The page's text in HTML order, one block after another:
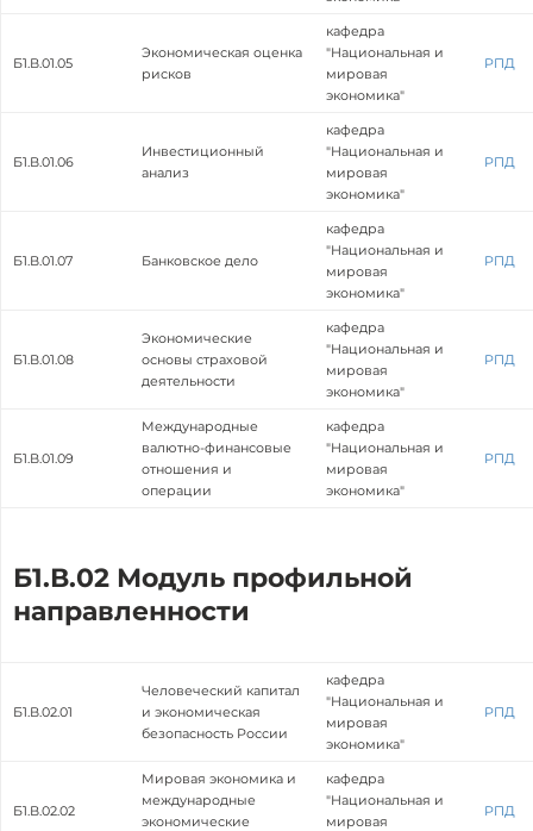
Б1.В.01.05
Экономическая оценка
рисков
кафедра
"Национальная и
мировая
экономика"
РПД
Б1.В.01.06
Инвестиционный
анализ
кафедра
"Национальная и
мировая
экономика"
РПД
Б1.В.01.07 Банковское дело
кафедра
"Национальная и
мировая
экономика"
РПД
Б1.В.01.08
Экономические
основы страховой
деятельности
кафедра
"Национальная и
мировая
экономика"
РПД
Б1.В.01.09
Международные
валютно-финансовые
отношения и
операции
кафедра
"Национальная и
мировая
экономика"
РПД
Б1.В.02 Модуль профильной
направленности
Б1.В.02.01
Человеческий капитал
и экономическая
безопасность России
кафедра
"Национальная и
мировая
экономика"
РПД
Б1.В.02.02
Мировая экономика и
международные
экономические
кафедра
"Национальная и
мировая
РПД